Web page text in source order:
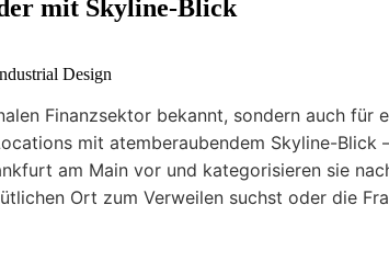
mit Skyline-Blick
Finanzsektor bekannt, sondern auch für
mit atemberaubendem Skyline-
am Main vor und kategorisieren sie
Ort zum Verweilen suchst oder die